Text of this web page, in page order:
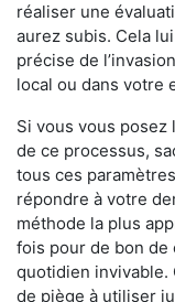
réaliser une
aurez subis. Cela
précise de
local ou dans votre
Si vous vous posez
de ce processus,
tous ces
répondre à votre
méthode la plus
fois pour de bon de
quotidien invivable.
de piège à utiliser